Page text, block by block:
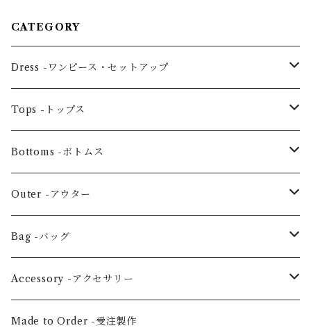
CATEGORY
Dress -ワンピース・セットアップ
One piece -ワンピースドレス
Ensemble -セットアップ
Tops -トップス
Blouse -ブラウス
Tunic -チュニック
Others -その他
Bottoms -ボトムス
Skirt -スカート
Pants -パンツ
Outer -アウター
Coat -コート
Jacket -ジャケット
Bag -バッグ
Large horizontal -横・大
Vertical medium -縦・中
Accessory -アクセサリー
Hair scrunchie -シュシュ
Made to Order -受注製作